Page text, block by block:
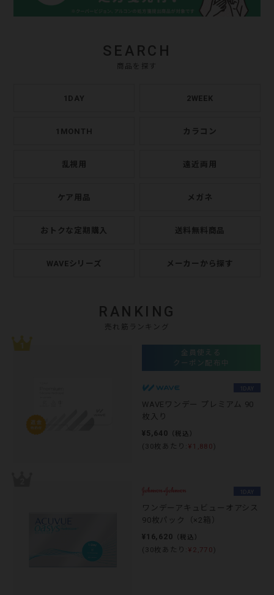
SEARCH
商品を探す
1DAY 2WEEK
1MONTH カラコン
乱視用 遠近両用
ケア用品 メガネ
おトクな定期購入 送料無料商品
WAVEシリーズ メーカーから探す
RANKING
売れ筋ランキング
1DAY
WAVEワンデー プレミアム 90
枚入り
¥5,640 （税込）
(30枚あたり: ¥1,880 )
全員使える
クーポン配布中
1DAY
ワンデーアキュビューオアシス
90枚パック（×2箱）
¥16,620 （税込）
(30枚あたり: ¥2,770 )